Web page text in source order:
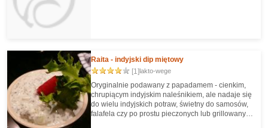
Raita - indyjski dip miętowy
[1]lakto-wege
Oryginalnie podawany z papadamem - cienkim,
chrupiącym indyjskim naleśnikiem, ale nadaje się
do wielu indyjskich potraw, świetny do samosów,
falafela czy po prostu pieczonych lub grillowanych